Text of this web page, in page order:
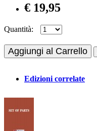
€ 19,95
Quantità:
Aggiungi al Carrello
Edizioni correlate